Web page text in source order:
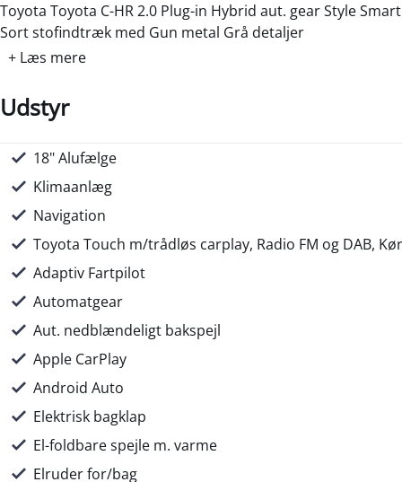
Toyota Toyota C-HR 2.0 Plug-in Hybrid aut. gear Style
Sort stofindtræk med Gun metal Grå detaljer
+ Læs mere
Udstyr
18" Alufælge
Klimaanlæg
Navigation
Toyota Touch m/trådløs carplay, Radio FM og DAB,
Adaptiv Fartpilot
Automatgear
Aut. nedblændeligt bakspejl
Apple CarPlay
Android Auto
Elektrisk bagklap
El-foldbare spejle m. varme
Elruder for/bag
Motorvarmer via mobil (app)
Nøglefri adgang/nøglefri start
Parkeringssensor for/bag
Regnsensor
Servo
Skumringssensor
Sædevarme for
Udvendig temperaturmåler
USB-C tilslutning
LED baglygter
LED forlygter
LED kørelys
Metallak
Mørktonede ruder bag
Tågelygter
Højdejusterbart førersæde
Justerbart rat
Multifunktions læderrat
Rat m. varme
Splitbagsæde
Stofindtræk
7 Airbags
ABS
ESP
Isofix
Toyota Safety Sense
Ikke ryger
Service ok